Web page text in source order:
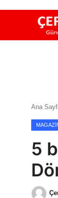
Ekonomi
Teknoloji
Ana
5